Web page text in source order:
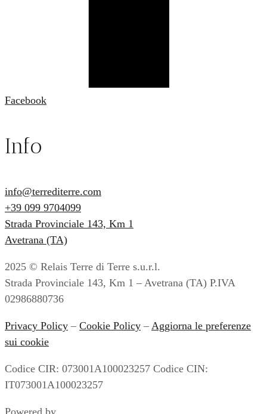
Facebook
Info
info@terrediterre.com
+39 099 9704099
Strada Provinciale 143, Km 1
Avetrana (TA)
2025 © Relais Terre di Terre s.u.r.l.
Strada Provinciale 143, Km 1 – Avetrana (TA) P.IVA
02986880736
Privacy Policy – Cookie Policy – Aggiorna le preferenze
sui cookie
Codice CIR: 073001A100023257 Codice CIN:
IT073001A100023257
Powered by